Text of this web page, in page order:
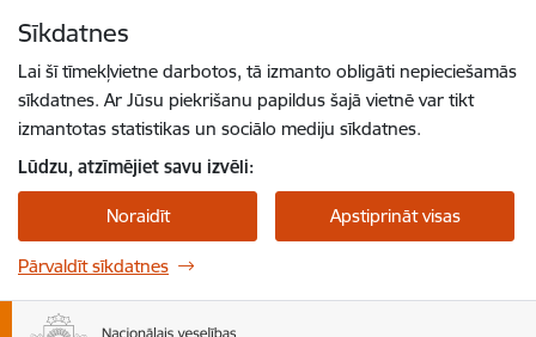
Sīkdatnes
Lai šī tīmekļvietne darbotos, tā izmanto obligāti nepieciešamās
sīkdatnes. Ar Jūsu piekrišanu papildus šajā vietnē var tikt
izmantotas statistikas un sociālo mediju sīkdatnes.
Lūdzu, atzīmējiet savu izvēli:
Noraidīt Apstiprināt visas
Pārvaldīt sīkdatnes